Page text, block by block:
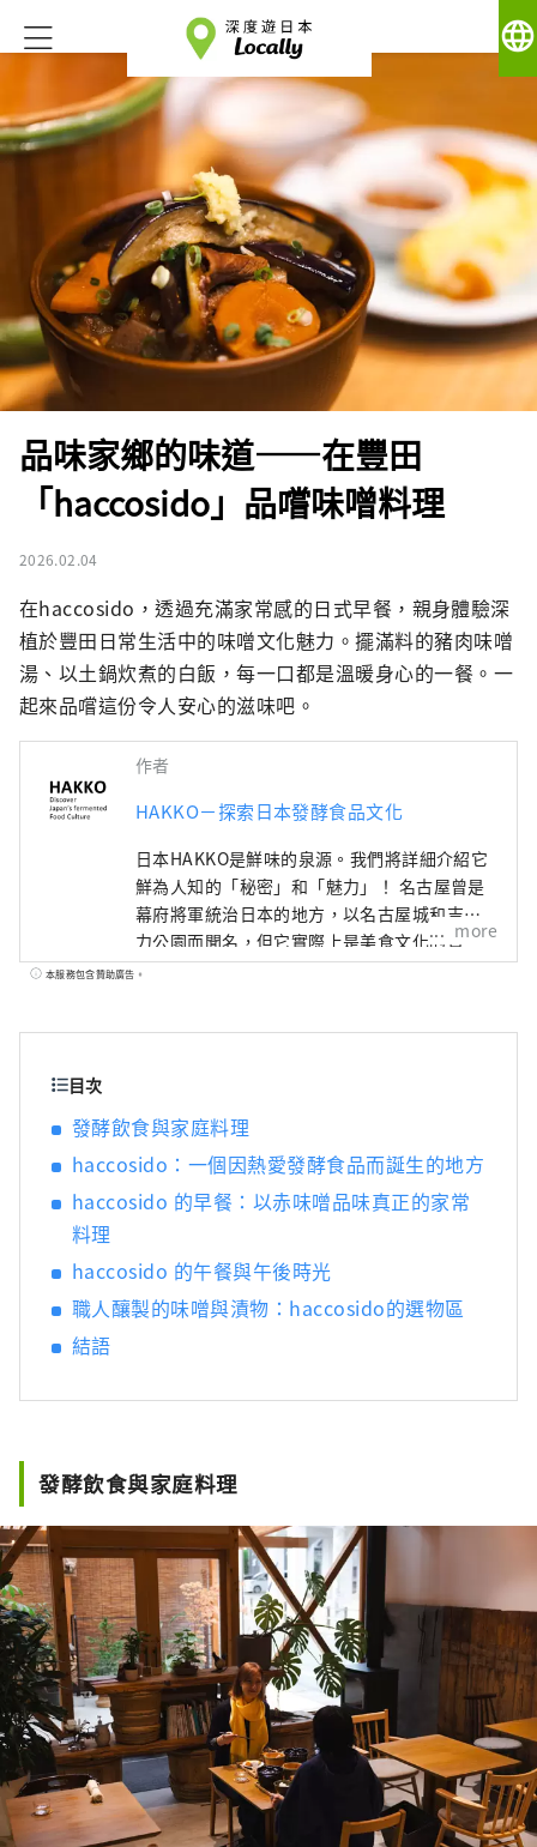
language
品味家鄉的味道——在豐田
「haccosido」品嚐味噌料理
2026.02.04
在haccosido，透過充滿家常感的日式早餐，親身體驗深
植於豐田日常生活中的味噌文化魅力。擺滿料的豬肉味噌
湯、以土鍋炊煮的白飯，每一口都是溫暖身心的一餐。一
起來品嚐這份令人安心的滋味吧。
作者
HAKKO－探索日本發酵食品文化
日本HAKKO是鮮味的泉源。我們將詳細介紹它
鮮為人知的「秘密」和「魅力」！ 名古屋曾是
幕府將軍統治日本的地方，以名古屋城和吉卜
力公園而聞名，但它實際上是美食文化的寶
庫，孕育了“鮮味”，即日本料理的精髓。 ■
的發酵食品文化。知多半島被伊勢灣和三河灣
環繞，風景優美，自古以來，清酒、醋、味
噌、醬油等釀造業便蓬勃發展。西川是德川家
康的故鄉，以「八丁味噌」和「白醬油」等獨
more
本服務包含贊助廣告。
目次
發酵飲食與家庭料理
haccosido：一個因熱愛發酵食品而誕生的地方
haccosido 的早餐：以赤味噌品味真正的家常
料理
haccosido 的午餐與午後時光
職人釀製的味噌與漬物：haccosido的選物區
結語
發酵飲食與家庭料理